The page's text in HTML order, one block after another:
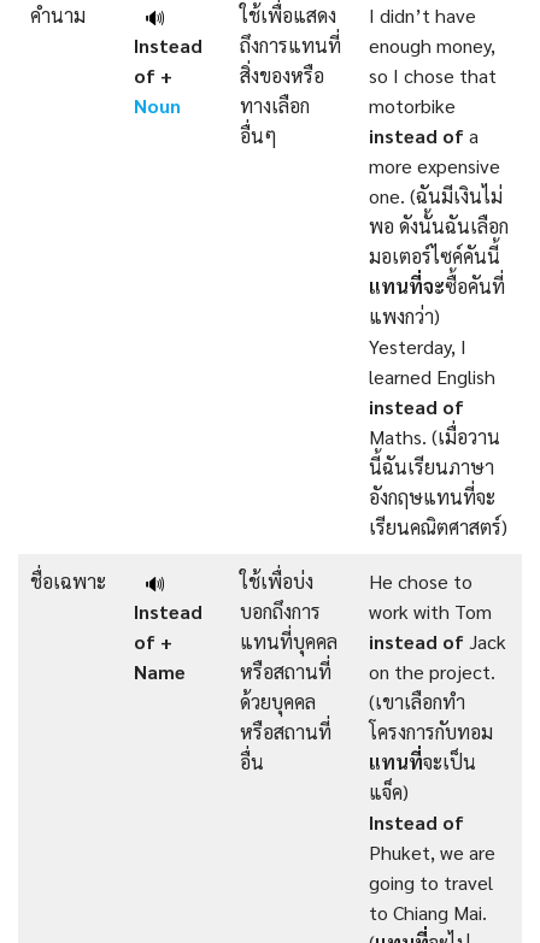
คำนาม
🔊
Instead
of +
Noun
ใช้เพื่อแสดง
ถึงการแทนที่
สิ่งของหรือ
ทางเลือก
อื่นๆ
I didn’t have
enough money,
so I chose that
motorbike
instead ofa
more expensive
one. (ฉันมีเงินไม่
พอ ดังนั้นฉันเลือก
มอเตอร์ไซค์คันนี้
แทนที่จะซื้อคันที่
แพงกว่า)
Yesterday, I
learned English
instead of
Maths. (เมื่อวาน
นี้ฉันเรียนภาษา
อังกฤษแทนที่จะ
เรียนคณิตศาสตร์)
ชื่อเฉพาะ
🔊
Instead
of +
Name
ใช้เพื่อบ่ง
บอกถึงการ
แทนที่บุคคล
หรือสถานที่
ด้วยบุคคล
หรือสถานที่
อื่น
He chose to
work with Tom
instead of Jack
on the project.
(เขาเลือกทำ
โครงการกับทอม
แทนที่จะเป็น
แจ็ค)
Instead of
Phuket, we are
going to travel
to Chiang Mai.